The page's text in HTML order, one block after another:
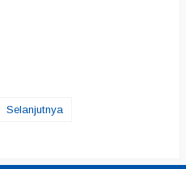
Selanjutnya